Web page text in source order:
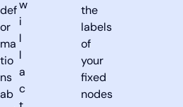
def
or
ma
tio
ns
ab
w
i
a
c
the
labels
of
your
fixed
nodes